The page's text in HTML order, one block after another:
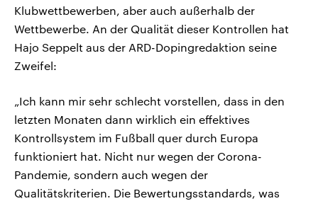
Klubwettbewerben, aber auch außerhalb der
Wettbewerbe. An der Qualität dieser Kontrollen hat
Hajo Seppelt aus der ARD-Dopingredaktion seine
Zweifel:
„Ich kann mir sehr schlecht vorstellen, dass in den
letzten Monaten dann wirklich ein effektives
Kontrollsystem im Fußball quer durch Europa
funktioniert hat. Nicht nur wegen der Corona-
Pandemie, sondern auch wegen der
Qualitätskriterien. Die Bewertungsstandards, was